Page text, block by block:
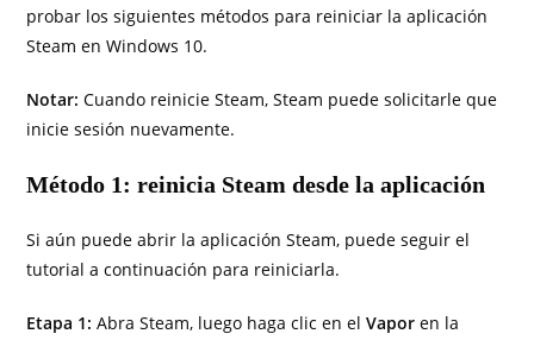
probar los siguientes métodos para reiniciar la aplicación
Steam en Windows 10.
Notar: Cuando reinicie Steam, Steam puede solicitarle que
inicie sesión nuevamente.
Método 1: reinicia Steam desde la aplicación
Si aún puede abrir la aplicación Steam, puede seguir el
tutorial a continuación para reiniciarla.
Etapa 1: Abra Steam, luego haga clic en elVaporen la